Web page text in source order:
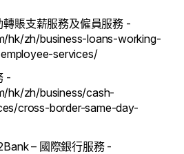
賬支薪服務及僱員服務 -
hk/zh/business-loans-working-
services/
-
hk/zh/business/cash-
cross-border-same-day-
– 國際銀行服務 -